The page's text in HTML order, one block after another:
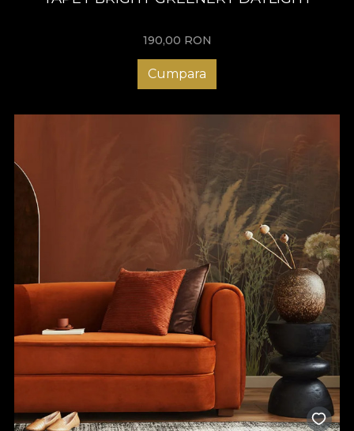
190,00 RON
Cumpara